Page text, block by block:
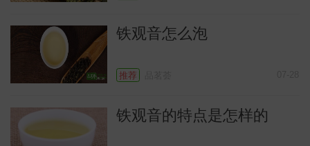
铁观音怎么泡
推荐
铁观音的特点是怎样的